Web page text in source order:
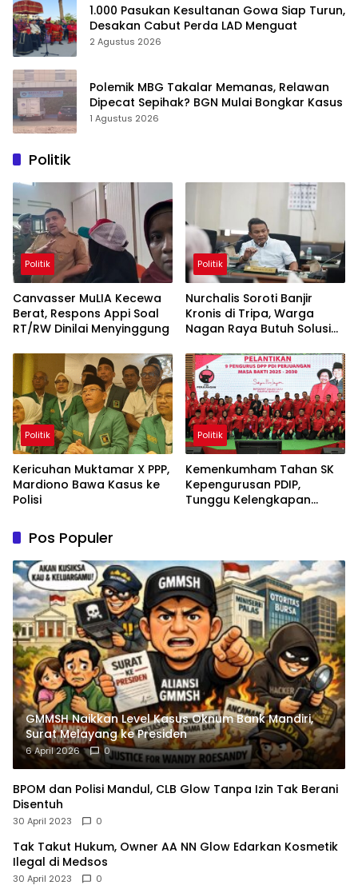
1.000 Pasukan Kesultanan Gowa Siap Turun,
Desakan Cabut Perda LAD Menguat
2 Agustus 2026
Polemik MBG Takalar Memanas, Relawan
Dipecat Sepihak? BGN Mulai Bongkar Kasus
1 Agustus 2026
Politik
Politik
Canvasser MuLIA Kecewa
Berat, Respons Appi Soal
RT/RW Dinilai Menyinggung
Politik
Nurchalis Soroti Banjir
Kronis di Tripa, Warga
Nagan Raya Butuh Solusi
Politik
Kericuhan Muktamar X PPP,
Mardiono Bawa Kasus ke
Polisi
Politik
Kemenkumham Tahan SK
Kepengurusan PDIP,
Tunggu Kelengkapan
Pos Populer
GMMSH Naikkan Level Kasus Oknum Bank Mandiri,
Surat Melayang ke Presiden
6 April 2026 0
BPOM dan Polisi Mandul, CLB Glow Tanpa Izin Tak Berani
Disentuh
30 April 2023 0
Tak Takut Hukum, Owner AA NN Glow Edarkan Kosmetik
Ilegal di Medsos
30 April 2023 0